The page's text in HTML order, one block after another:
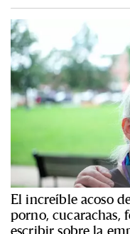
El increíble acoso
porno, cucarachas,
escribir sobre la